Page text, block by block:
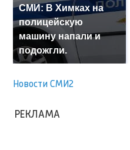
СМИ: В Химках на
полицейскую
машину напали и
подожгли.
Новости СМИ2
РЕКЛАМА